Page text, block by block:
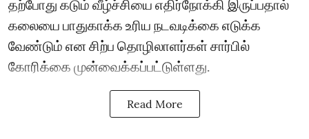
தற்போது கடும் வீழ்ச்சியை எதிர்நோக்கி இருப்பதால்
கலையை பாதுகாக்க உரிய நடவடிக்கை எடுக்க
வேண்டும் என சிற்ப தொழிலாளர்கள் சார்பில்
கோரிக்கை முன்வைக்கப்பட்டுள்ளது.
Read More